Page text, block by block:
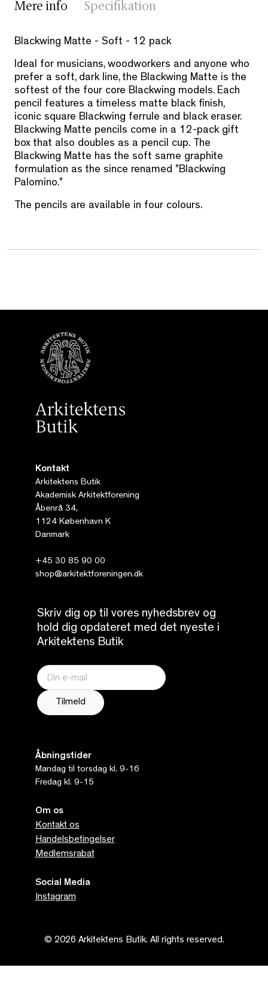
Mere info Specifikation
Blackwing Matte - Soft - 12 pack
Ideal for musicians, woodworkers and anyone who
prefer a soft, dark line, the Blackwing Matte is the
softest of the four core Blackwing models. Each
pencil features a timeless matte black finish,
iconic square Blackwing ferrule and black eraser.
Blackwing Matte pencils come in a 12-pack gift
box that also doubles as a pencil cup. The
Blackwing Matte has the soft same graphite
formulation as the since renamed "Blackwing
Palomino."
The pencils are available in four colours.
Kontakt
Arkitektens Butik
Akademisk Arkitektforening
Åbenrå 34,
1124 København K
Danmark
+45 30 85 90 00
shop@arkitektforeningen.dk
Skriv dig op til vores nyhedsbrev og
hold dig opdateret med det nyeste i
Arkitektens Butik
Åbningstider
Mandag til torsdag kl. 9-16
Fredag kl. 9-15
Om os
Kontakt os
Handelsbetingelser
Medlemsrabat
Social Media
Instagram
© 2026 Arkitektens Butik. All rights reserved.